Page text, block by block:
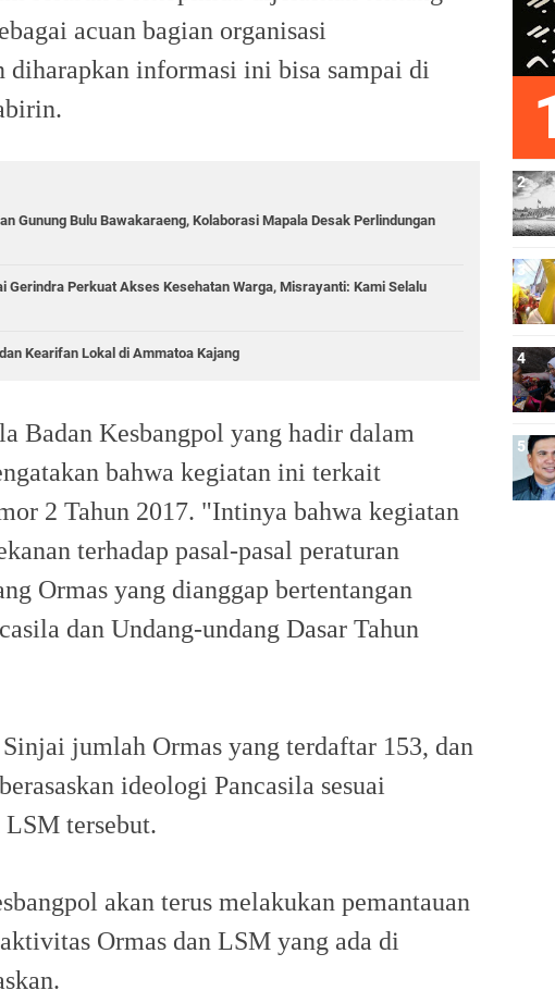
acuan bagian organisasi
diharapkan informasi ini bisa sampai di
Gunung Bulu Bawakaraeng, Kolaborasi Mapala Desak Perlindungan
Gerindra Perkuat Akses Kesehatan Warga, Misrayanti: Kami Selalu
Kearifan Lokal di Ammatoa Kajang
Badan Kesbangpol yang hadir dalam
bahwa kegiatan ini terkait
2 Tahun 2017. "Intinya bahwa kegiatan
terhadap pasal-pasal peraturan
Ormas yang dianggap bertentangan
dan Undang-undang Dasar Tahun
jumlah Ormas yang terdaftar 153, dan
ideologi Pancasila sesuai
tersebut.
akan terus melakukan pemantauan
Ormas dan LSM yang ada di